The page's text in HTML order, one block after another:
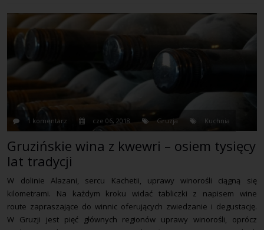
1 komentarz cze 06, 2018 Gruzja Kuchnia
Gruzińskie wina z kwewri – osiem tysięcy
lat tradycji
W dolinie Alazani, sercu Kachetii, uprawy winorośli ciągną się
kilometrami. Na każdym kroku widać tabliczki z napisem wine
route zapraszające do winnic oferujących zwiedzanie i degustację.
W Gruzji jest pięć głównych regionów uprawy winorośli, oprócz